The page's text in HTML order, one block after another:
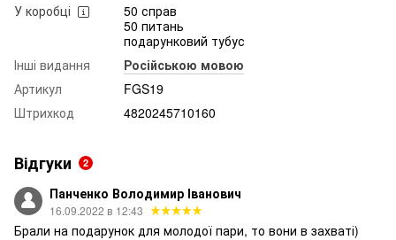
У коробці
50 справ
50 питань
подарунковий тубус
Інші видання
Російською мовою
Артикул
FGS19
Штрихкод
4820245710160
Відгуки 2
Панченко Володимир Іванович
16.09.2022 в 12:43
Брали на подарунок для молодої пари, то вони в захваті)